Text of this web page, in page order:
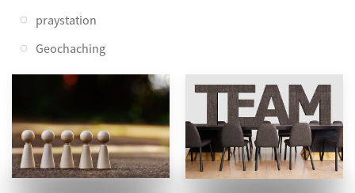
praystation
Geochaching